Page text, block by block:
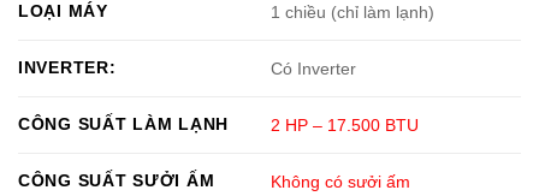
LOẠI MÁY 1 chiều (chỉ làm lạnh)
INVERTER: Có Inverter
CÔNG SUẤT LÀM LẠNH 2 HP – 17.500 BTU
CÔNG SUẤT SƯỞI ẤM Không có sưởi ấm